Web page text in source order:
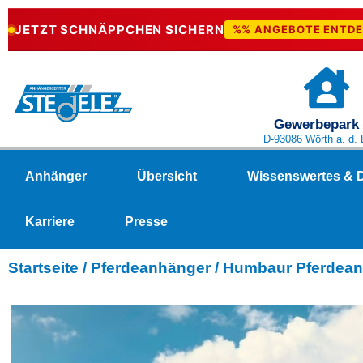
JETZT SCHNÄPPCHEN SICHERN %% ANGEBOTE
Gewerbepark
D-93086 Wörth a. d.
Anhänger Übersicht Wissenswertes &
Karriere Presse
Startseite / Pferdeanhänger/ Humbaur